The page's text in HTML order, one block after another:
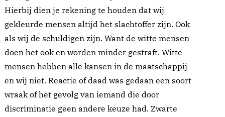
Hierbij dien je rekening te houden dat wij
gekleurde mensen altijd het slachtoffer zijn. Ook
als wij de schuldigen zijn. Want de witte mensen
doen het ook en worden minder gestraft. Witte
mensen hebben alle kansen in de maatschappij
en wij niet. Reactie of daad was gedaan een soort
wraak of het gevolg van iemand die door
discriminatie geen andere keuze had. Zwarte